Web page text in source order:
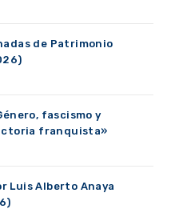
de Patrimonio
fascismo y
franquista»
Luis Alberto Anaya